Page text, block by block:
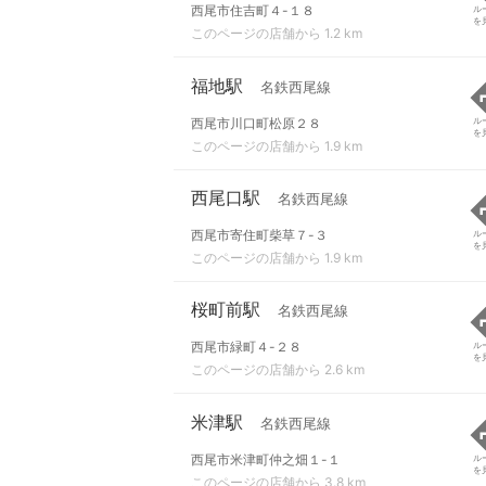
西尾市住吉町４-１８
このページの店舗から 1.2 km
ル
を
福地駅 名鉄西尾線
西尾市川口町松原２８
このページの店舗から 1.9 km
ル
を
西尾口駅 名鉄西尾線
西尾市寄住町柴草７-３
このページの店舗から 1.9 km
ル
を
桜町前駅 名鉄西尾線
西尾市緑町４-２８
このページの店舗から 2.6 km
ル
を
米津駅 名鉄西尾線
西尾市米津町仲之畑１-１
このページの店舗から 3.8 km
ル
を